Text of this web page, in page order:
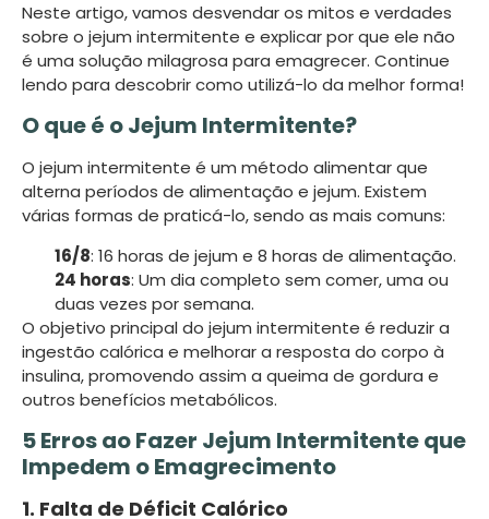
Neste artigo, vamos desvendar os mitos e verdades
sobre o jejum intermitente e explicar por que ele não
é uma solução milagrosa para emagrecer. Continue
lendo para descobrir como utilizá-lo da melhor forma!
O que é o Jejum Intermitente?
O jejum intermitente é um método alimentar que
alterna períodos de alimentação e jejum. Existem
várias formas de praticá-lo, sendo as mais comuns:
16/8: 16 horas de jejum e 8 horas de alimentação.
24 horas: Um dia completo sem comer, uma ou
duas vezes por semana.
O objetivo principal do jejum intermitente é reduzir a
ingestão calórica e melhorar a resposta do corpo à
insulina, promovendo assim a queima de gordura e
outros benefícios metabólicos.
5 Erros ao Fazer Jejum Intermitente que
Impedem o Emagrecimento
1. Falta de Déficit Calórico